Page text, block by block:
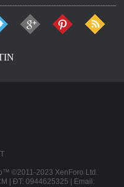
©2011-2023 XenForo Ltd.
| ĐT: 0944625325 | Email: